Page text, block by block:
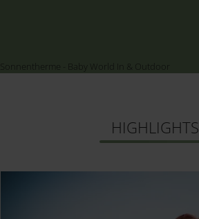
Sonnentherme - Baby World In & Outdoor
HIGHLIGHTS